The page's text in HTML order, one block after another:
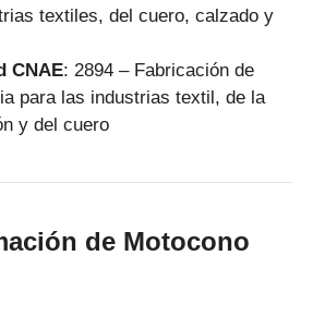
textiles, del cuero, calzado y
CNAE: 2894 – Fabricación de
para las industrias textil, de la
y del cuero
de Motocono